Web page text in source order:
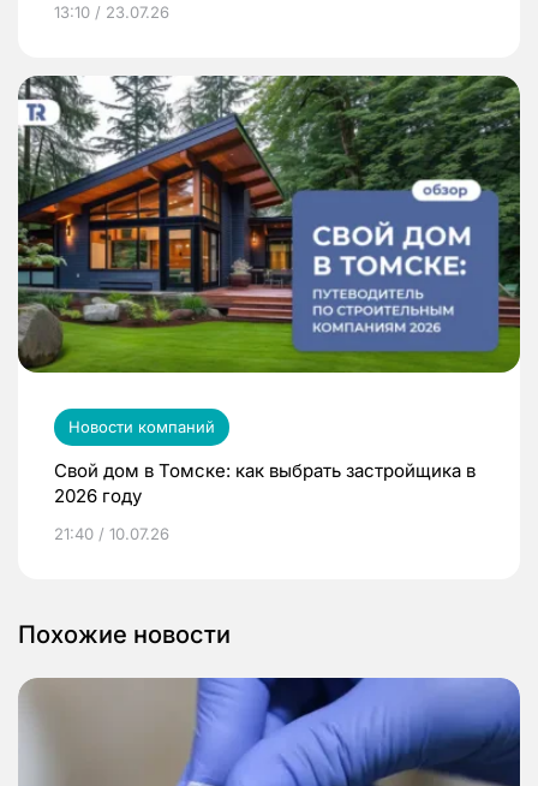
13:10 / 23.07.26
Новости компаний
Свой дом в Томске: как выбрать застройщика в
2026 году
21:40 / 10.07.26
Похожие новости